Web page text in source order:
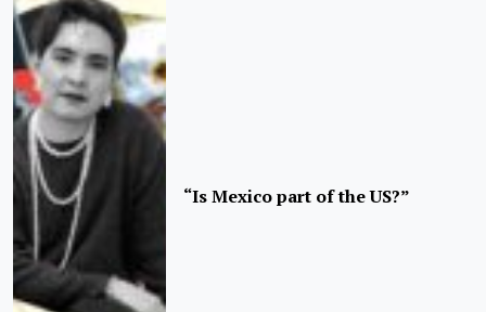
“Is Mexico part of the US?”